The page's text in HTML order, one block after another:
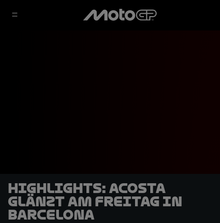
HIGHLIGHTS: Acosta
glänzt am Freitag in
Barcelona